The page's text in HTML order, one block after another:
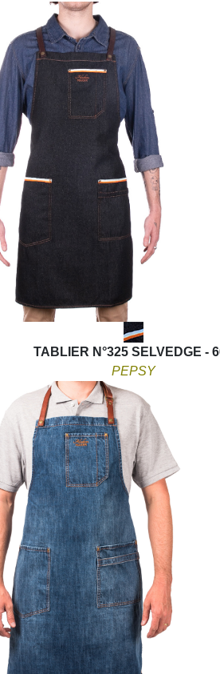
TABLIER N°325 SELVEDGE -
PEPSY